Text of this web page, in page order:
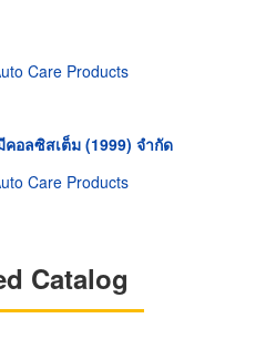
Care Products
อลซิสเต็ม (1999) จำกัด
Care Products
Catalog